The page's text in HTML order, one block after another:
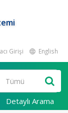
Girişi English
Detaylı Arama